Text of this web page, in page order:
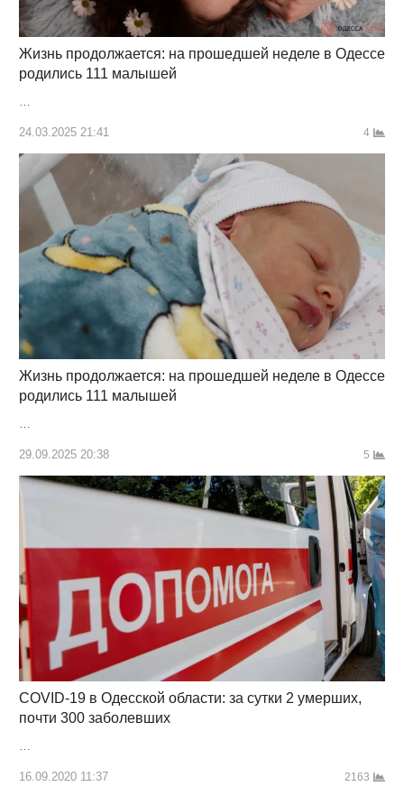
Жизнь продолжается: на прошедшей неделе в Одессе
родились 111 малышей
24.03.2025 21:41 4
Жизнь продолжается: на прошедшей неделе в Одессе
родились 111 малышей
29.09.2025 20:38 5
COVID-19 в Одесской области: за сутки 2 умерших,
почти 300 заболевших
…
16.09.2020 11:37 2163